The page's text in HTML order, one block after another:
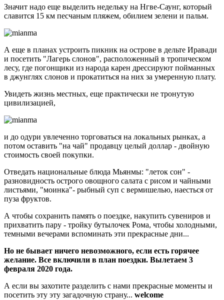
Значит надо еще выделить недельку на Нгве-Саунг, который
славится 15 км песчаным пляжем, обилием зелени и пальм.
А еще в планах устроить пикник на острове в дельте Иравади
и посетить "Лагерь слонов", расположенный в тропическом
лесу, где погонщики из народа карен дрессируют пойманных
в джунглях слонов и прокатиться на них за умеренную плату.
Увидеть жизнь местных, еще практически не тронутую
цивилизацией,
и до одури увлеченно торговаться на локальных рынках, а
потом оставить "на чай" продавцу целый доллар - двойную
стоимость своей покупки.
Отведать национальные блюда Мьянмы: "леток сон" -
разновидность острого овощного салата с рисом и чайными
листьями, "моинка"- рыбный суп с вермишелью, наесться от
пуза фруктов.
А чтобы сохранить память о поездке, накупить сувениров и
прихватить пару - тройку бутылочек Рома, чтобы холодными,
темными вечерами вспоминать эти прекрасные дни...
Но не бывает ничего невозможного, если есть горячее
желание. Все включили в план поездки. Вылетаем 3
февраля 2020 года.
А если вы захотите разделить с нами прекрасные моменты и
посетить эту эту загадочную страну... welcome